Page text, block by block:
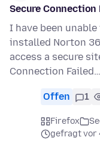
Secure Connection
I have been
installed Norton
access a secure
Connection Failed…
Offen 1
Firefox
gefragt vor